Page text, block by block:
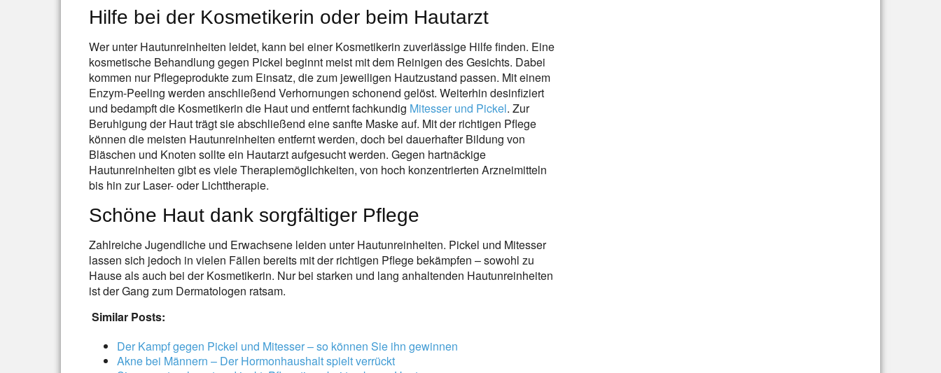
Hilfe bei der Kosmetikerin oder beim Hautarzt
Wer unter Hautunreinheiten leidet, kann bei einer Kosmetikerin zuverlässige Hilfe finden. Eine
kosmetische Behandlung gegen Pickel beginnt meist mit dem Reinigen des Gesichts. Dabei
kommen nur Pflegeprodukte zum Einsatz, die zum jeweiligen Hautzustand passen. Mit einem
Enzym-Peeling werden anschließend Verhornungen schonend gelöst. Weiterhin desinfiziert
und bedampft die Kosmetikerin die Haut und entfernt fachkundig Mitesser und Pickel. Zur
Beruhigung der Haut trägt sie abschließend eine sanfte Maske auf. Mit der richtigen Pflege
können die meisten Hautunreinheiten entfernt werden, doch bei dauerhafter Bildung von
Bläschen und Knoten sollte ein Hautarzt aufgesucht werden. Gegen hartnäckige
Hautunreinheiten gibt es viele Therapiemöglichkeiten, von hoch konzentrierten Arzneimitteln
bis hin zur Laser- oder Lichttherapie.
Schöne Haut dank sorgfältiger Pflege
Zahlreiche Jugendliche und Erwachsene leiden unter Hautunreinheiten. Pickel und Mitesser
lassen sich jedoch in vielen Fällen bereits mit der richtigen Pflege bekämpfen – sowohl zu
Hause als auch bei der Kosmetikerin. Nur bei starken und lang anhaltenden Hautunreinheiten
ist der Gang zum Dermatologen ratsam.
Similar Posts:
Der Kampf gegen Pickel und Mitesser – so können Sie ihn gewinnen
Akne bei Männern – Der Hormonhaushalt spielt verrückt